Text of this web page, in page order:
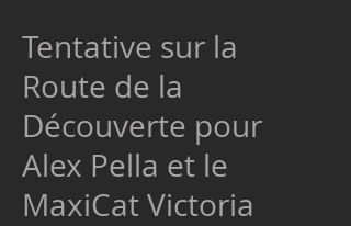
Tentative sur la
Route de la
Découverte pour
Alex Pella et le
MaxiCat Victoria